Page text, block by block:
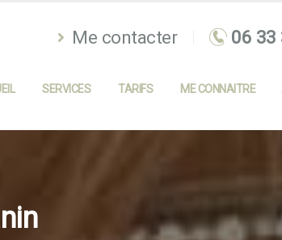
Me contacter
SERVICES TARIFS ME CONNAITRE